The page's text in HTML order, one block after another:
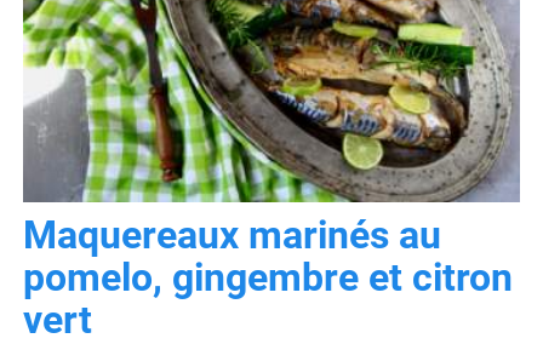
Maquereaux marinés au
pomelo, gingembre et citron
vert